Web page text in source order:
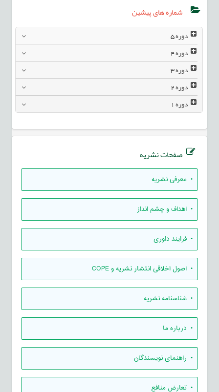
شماره های پیشین
دوره5
دوره4
دوره3
دوره2
دوره1
صفحات نشریه
• معرفی نشریه
• اهداف و چشم انداز
• فرایند داوری
• اصول اخلاقی انتشار نشریه و COPE
• شناسنامه نشریه
• درباره ما
• راهنمای نویسندگان
• تعارض منافع